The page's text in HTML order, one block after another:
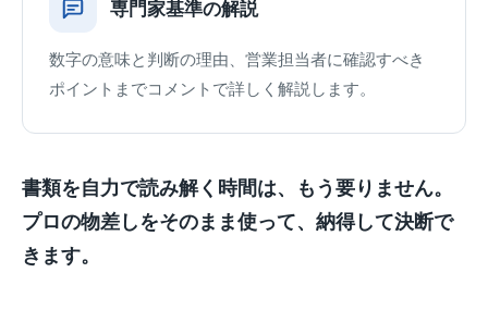
専門家基準の解説
数字の意味と判断の理由、営業担当者に確認すべき
ポイントまでコメントで詳しく解説します。
書類を自力で読み解く時間は、もう要りません。
プロの物差しをそのまま使って、納得して決断で
きます。